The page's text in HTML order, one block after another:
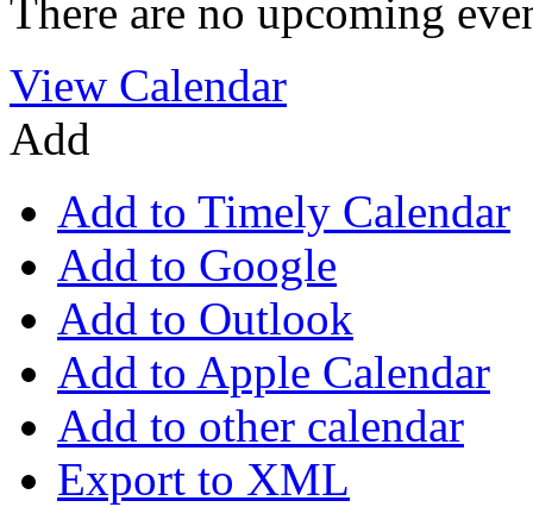
There are no upcoming
View Calendar
Add
Add to Timely Calendar
Add to Google
Add to Outlook
Add to Apple Calendar
Add to other calendar
Export to XML